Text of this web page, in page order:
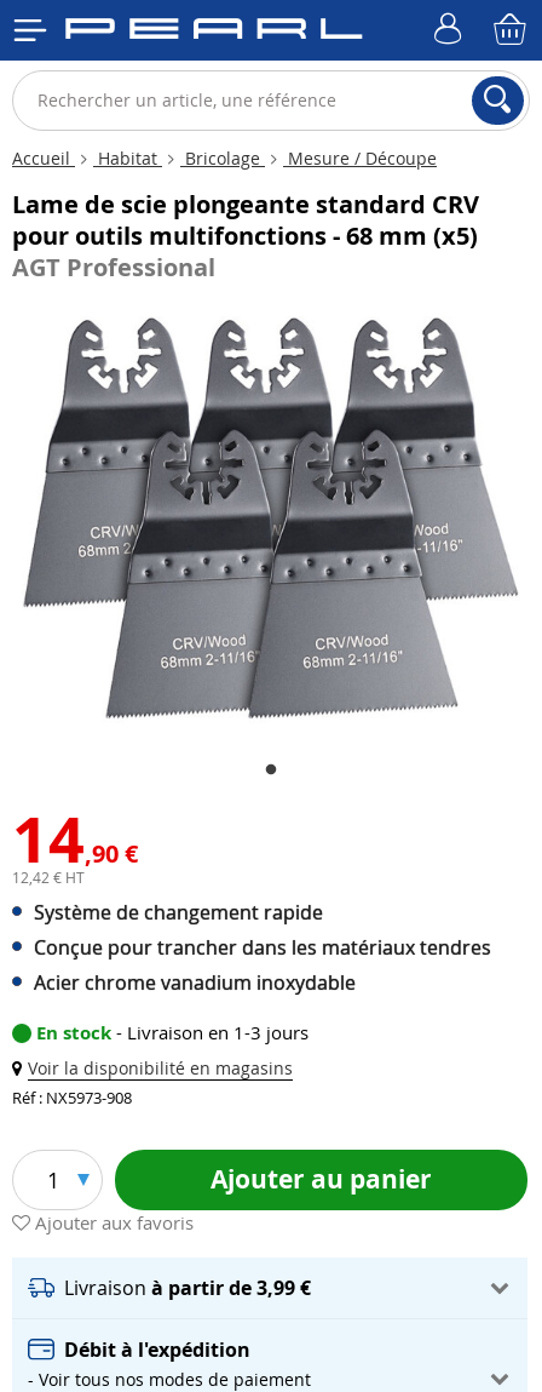
Accueil Habitat Bricolage Mesure / Découpe
Lame de scie plongeante standard CRV
pour outils multifonctions - 68 mm (x5)
AGT Professional
14,90 €
12,42 € HT
Système de changement rapide
Conçue pour trancher dans les matériaux tendres
Acier chrome vanadium inoxydable
En stock - Livraison en 1-3 jours
Voir la disponibilité en magasins
Réf : NX5973-908
1 Ajouter au panier
Ajouter aux favoris
Livraison à partir de 3,99 €
Débit à l'expédition
- Voir tous nos modes de paiement